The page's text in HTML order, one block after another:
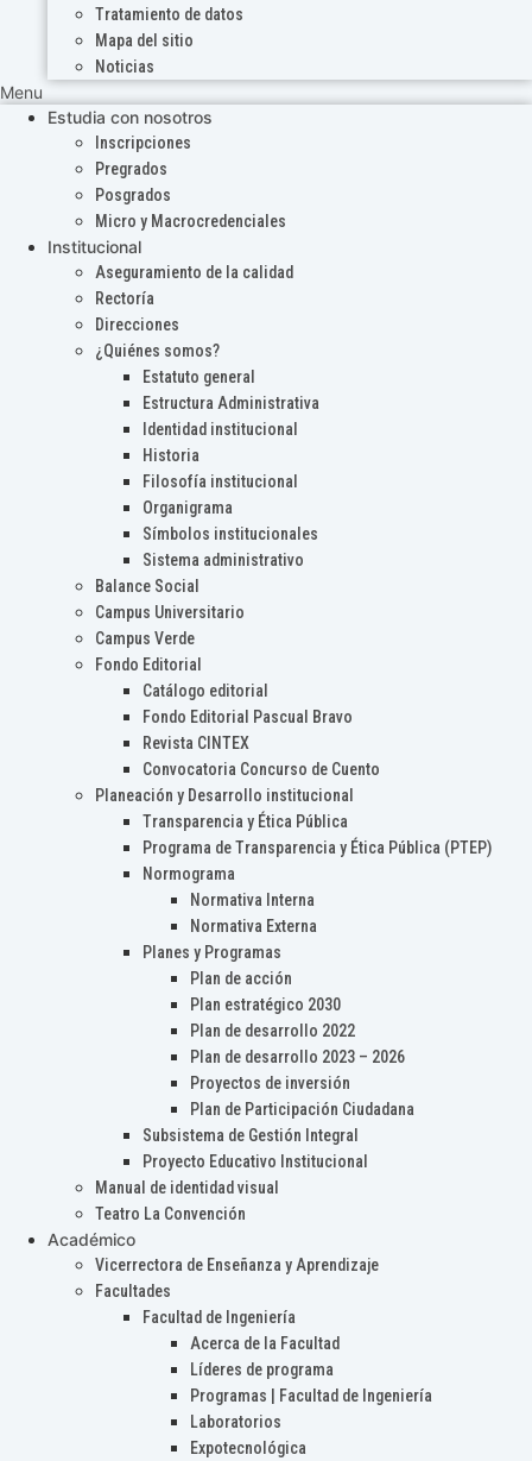
Tratamiento de datos
Mapa del sitio
Noticias
Menu
Estudia con nosotros
Inscripciones
Pregrados
Posgrados
Micro y Macrocredenciales
Institucional
Aseguramiento de la calidad
Rectoría
Direcciones
¿Quiénes somos?
Estatuto general
Estructura Administrativa
Identidad institucional
Historia
Filosofía institucional
Organigrama
Símbolos institucionales
Sistema administrativo
Balance Social
Campus Universitario
Campus Verde
Fondo Editorial
Catálogo editorial
Fondo Editorial Pascual Bravo
Revista CINTEX
Convocatoria Concurso de Cuento
Planeación y Desarrollo institucional
Transparencia y Ética Pública
Programa de Transparencia y Ética Pública (PTEP)
Normograma
Normativa Interna
Normativa Externa
Planes y Programas
Plan de acción
Plan estratégico 2030
Plan de desarrollo 2022
Plan de desarrollo 2023 – 2026
Proyectos de inversión
Plan de Participación Ciudadana
Subsistema de Gestión Integral
Proyecto Educativo Institucional
Manual de identidad visual
Teatro La Convención
Académico
Vicerrectora de Enseñanza y Aprendizaje
Facultades
Facultad de Ingeniería
Acerca de la Facultad
Líderes de programa
Programas | Facultad de Ingeniería
Laboratorios
Expotecnológica